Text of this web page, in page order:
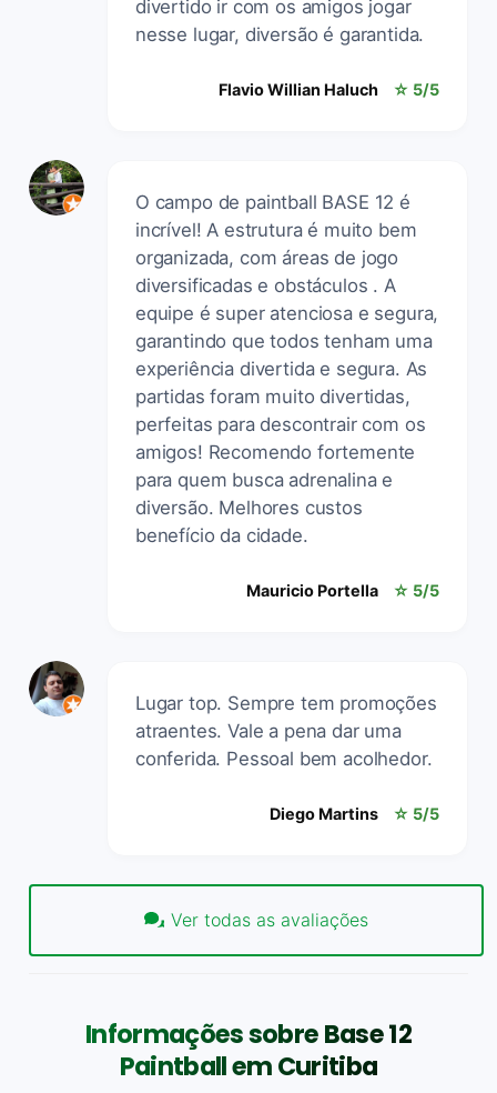
divertido ir com os amigos jogar
nesse lugar, diversão é garantida.
Flavio Willian Haluch ☆ 5/5
O campo de paintball BASE 12 é
incrível! A estrutura é muito bem
organizada, com áreas de jogo
diversificadas e obstáculos . A
equipe é super atenciosa e segura,
garantindo que todos tenham uma
experiência divertida e segura. As
partidas foram muito divertidas,
perfeitas para descontrair com os
amigos! Recomendo fortemente
para quem busca adrenalina e
diversão. Melhores custos
benefício da cidade.
Mauricio Portella ☆ 5/5
Lugar top. Sempre tem promoções
atraentes. Vale a pena dar uma
conferida. Pessoal bem acolhedor.
Diego Martins ☆ 5/5
Ver todas as avaliações
Informações sobre Base 12
Paintball em Curitiba